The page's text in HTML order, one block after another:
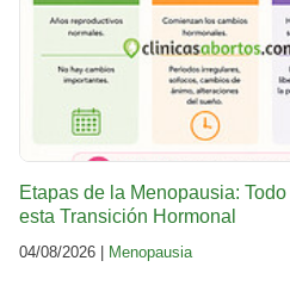
Etapas de la Menopausia:
esta Transición Hormonal
04/08/2026 | Menopausia